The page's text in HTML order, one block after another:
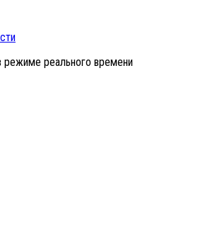
режиме реального времени